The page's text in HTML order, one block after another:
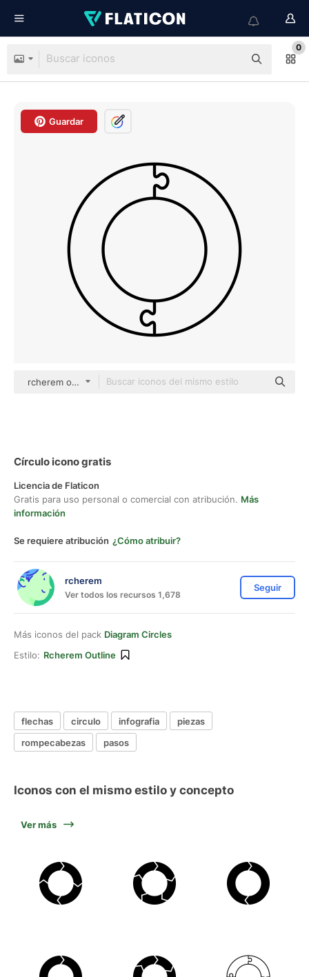
0
Guardar
rcherem outline
Círculo icono gratis
Licencia de Flaticon
Gratis para uso personal o comercial con atribución. Más
información
Se requiere atribución ¿Cómo atribuir?
rcherem
Ver todos los recursos 1,678
Seguir
Más iconos del pack Diagram Circles
Estilo: Rcherem Outline
flechas circulo infografia
piezas
rompecabezas
pasos
Iconos con el mismo estilo y concepto
Ver más